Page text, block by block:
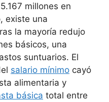
millones en
existe una
la mayoría redujo
básicos, una
suntuarios. El
salario mínimo cayó
alimentaria y
básica total entre